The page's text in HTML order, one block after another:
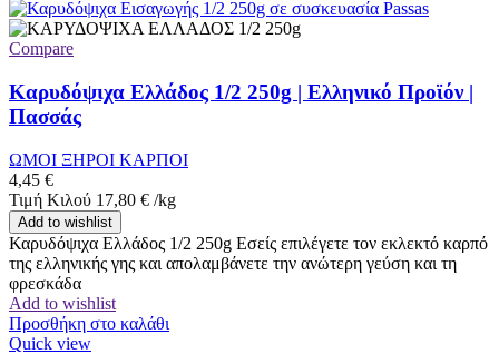
Compare
Καρυδόψιχα Ελλάδος 1/2 250g | Ελληνικό Προϊόν |
Πασσάς
ΩΜΟΙ ΞΗΡΟΙ ΚΑΡΠΟΙ
4,45 €
Τιμή Κιλού 17,80 € /kg
Add to wishlist
Καρυδόψιχα Ελλάδος 1/2 250g Εσείς επιλέγετε τον εκλεκτό καρπό
της ελληνικής γης και απολαμβάνετε την ανώτερη γεύση και τη
φρεσκάδα
Add to wishlist
Προσθήκη στο καλάθι
Quick view